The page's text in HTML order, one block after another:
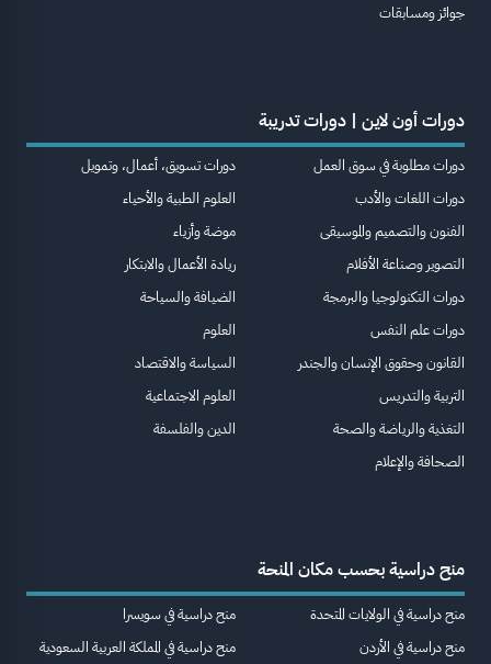
جوائز ومسابقات
دورات أون لاين | دورات تدريبة
دورات مطلوبة في سوق العمل
دورات اللغات والأدب
الفنون والتصميم والموسيقى
التصوير وصناعة الأفلام
دورات التكنولوجيا والبرمجة
دورات علم النفس
القانون وحقوق الإنسان والجندر
التربية والتدريس
التغذية والرياضة والصحة
الصحافة والإعلام
دورات تسويق، أعمال، وتمويل
العلوم الطبية والأحياء
موضة وأزياء
ريادة الأعمال والابتكار
الضيافة والسياحة
العلوم
السياسة والاقتصاد
العلوم الاجتماعية
الدين والفلسفة
منح دراسية بحسب مكان المنحة
منح دراسية في الولايات المتحدة
منح دراسية في الأردن
منح دراسية في سويسرا
منح دراسية في المملكة العربية السعودية